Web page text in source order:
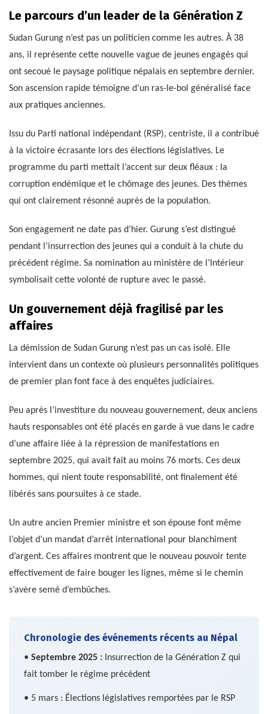
Le parcours d’un leader de la Génération Z
Sudan Gurung n’est pas un politicien comme les autres. À 38
ans, il représente cette nouvelle vague de jeunes engagés qui
ont secoué le paysage politique népalais en septembre dernier.
Son ascension rapide témoigne d’un ras-le-bol généralisé face
aux pratiques anciennes.
Issu du Parti national indépendant (RSP), centriste, il a contribué
à la victoire écrasante lors des élections législatives. Le
programme du parti mettait l’accent sur deux fléaux : la
corruption endémique et le chômage des jeunes. Des thèmes
qui ont clairement résonné auprès de la population.
Son engagement ne date pas d’hier. Gurung s’est distingué
pendant l’insurrection des jeunes qui a conduit à la chute du
précédent régime. Sa nomination au ministère de l’Intérieur
symbolisait cette volonté de rupture avec le passé.
Un gouvernement déjà fragilisé par les
affaires
La démission de Sudan Gurung n’est pas un cas isolé. Elle
intervient dans un contexte où plusieurs personnalités politiques
de premier plan font face à des enquêtes judiciaires.
Peu après l’investiture du nouveau gouvernement, deux anciens
hauts responsables ont été placés en garde à vue dans le cadre
d’une affaire liée à la répression de manifestations en
septembre 2025, qui avait fait au moins 76 morts. Ces deux
hommes, qui nient toute responsabilité, ont finalement été
libérés sans poursuites à ce stade.
Un autre ancien Premier ministre et son épouse font même
l’objet d’un mandat d’arrêt international pour blanchiment
d’argent. Ces affaires montrent que le nouveau pouvoir tente
effectivement de faire bouger les lignes, même si le chemin
s’avère semé d’embûches.
Chronologie des événements récents au Népal
• Septembre 2025 : Insurrection de la Génération Z qui
fait tomber le régime précédent
• 5 mars : Élections législatives remportées par le RSP